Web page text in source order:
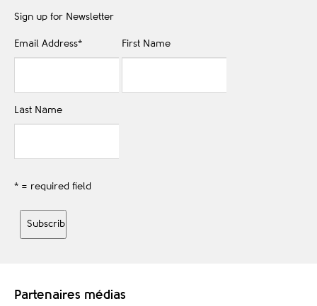
Sign up for Newsletter
Email Address* First Name
Last Name
* = required field
Partenaires médias